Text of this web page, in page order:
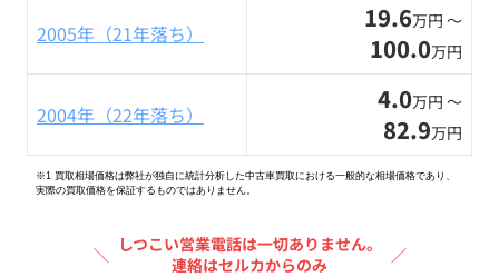
2005年（21年落ち） 19.6万円 〜
100.0万円
2004年（22年落ち） 4.0万円 〜
82.9万円
※1 買取相場価格は弊社が独自に統計分析した中古車買取における一般的な相場価格であり、
実際の買取価格を保証するものではありません。
＼ しつこい営業電話は一切ありません。
連絡はセルカからのみ
／